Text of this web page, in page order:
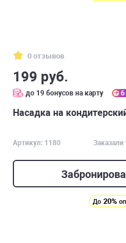
0 отзывов
199 руб.
до 19 бонусов на карту 6
Насадка на
Артикул: 1180 Заказали
До 20%